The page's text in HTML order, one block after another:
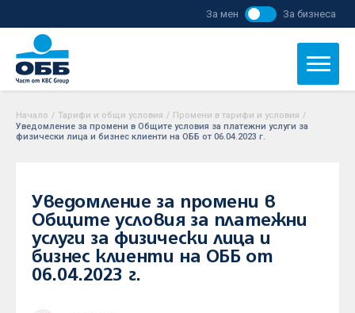
За мен За бизнеса
Начало / Тарифи и общи условия / Промени в тарифи и условия /
Уведомление за промени в Общите условия за платежни услуги за
физически лица и бизнес клиенти на ОББ от 06.04.2023 г.
Уведомление за промени в
Общите условия за платежни
услуги за физически лица и
бизнес клиенти на ОББ от
06.04.2023 г.